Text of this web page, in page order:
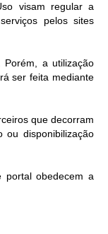
visam regular a
pelos sites
Porém, a utilização
ser feita mediante
que decorram
ou disponibilização
portal obedecem a